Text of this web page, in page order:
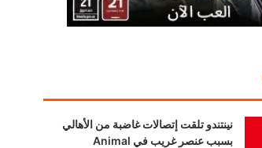
نينتندو تلقت إتصالات غاضبة من الأهالي
بسبب عنصر غريب في Animal